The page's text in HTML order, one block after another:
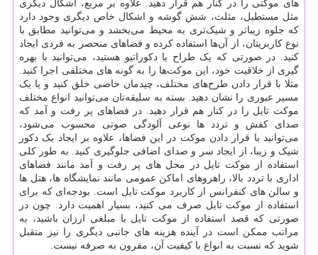
های موکتی را در کنار هم قرار دهید. علاوه بر مربع، اشکال دیگری
مثل مستطیل، مثلث، شش گوشه و اشکال خاص دیگری وجود دارد
که جلوه زیباتر و شیک‌تری به محیط می‌بخشد و می‌توانید مطابق با
نوع کاربریتان، از آن‌ها استفاده کرده و فضاهای منحصر به فردی ایجاد
کنید. در صورتی که یک طراح یا دکوراتیو هستید، می‌توانید با بهره
گیری از خلاقیت خود، این موکت‌ها را به گونه های مختلفی اجرا کنید.
مثلا با قرار دادن طرح‌های مختلف، چیدمان خاصی خلق کنید و یا یک
مسیر عبوری را نشان دهید. بسته به سلیقه‌تان می‌توانید انواع مختلف
موکت تایل را در کنار هم قرار دهید. در فضاهای پر رفت و آمد که
صدای کفش و تردد ها نوعی آلودگی صوتی محسوب می‌شود،
می‌توانید با قرار دادن موکت در این فضاها، علاوه بر ایجاد یک دکور
شیک و زیبا، از ایجاد سر و صدای اضافی جلوگیری کنید. به طور کلی
استفاده از موکت تایل در محل های پر رفت و آمد مانند فضاهای
اداری با تردد بالا، راهروهای اماکن عمومی مانند نمایشگاه ها، هتل ها
و سالن های کنفرانس از کاربرد موکت تایل است. بودجه‌ای که برای
استفاده از موکت تایل صرف می‌ کنید، بسیار اهمیت دارد. چون در
صورتی که قصد استفاده از موکت تایل با مبلغی ارزان باشید، به
مراتب ممکن است در آینده هزینه های جانبی دیگری را نیز متقبل
شوید که نسبت به انواع با کیفیت آن، مقرون به صرفه نیست.